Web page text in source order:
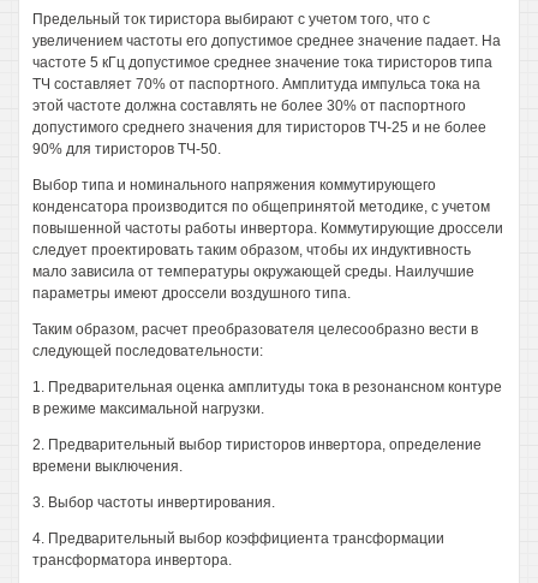
Предельный ток тиристора выбирают с учетом того, что с
увеличением частоты его допустимое среднее значение падает. На
частоте 5 кГц допустимое среднее значение тока тиристоров типа
ТЧ составляет 70% от паспортного. Амплитуда импульса тока на
этой частоте должна составлять не более 30% от паспортного
допустимого среднего значения для тиристоров ТЧ-25 и не более
90% для тиристоров ТЧ-50.
Выбор типа и номинального напряжения коммутирующего
конденсатора производится по общепринятой методике, с учетом
повышенной частоты работы инвертора. Коммутирующие дроссели
следует проектировать таким образом, чтобы их индуктивность
мало зависила от температуры окружающей среды. Наилучшие
параметры имеют дроссели воздушного типа.
Таким образом, расчет преобразователя целесообразно вести в
следующей последовательности:
1. Предварительная оценка амплитуды тока в резонансном контуре
в режиме максимальной нагрузки.
2. Предварительный выбор тиристоров инвертора, определение
времени выключения.
3. Выбор частоты инвертирования.
4. Предварительный выбор коэффициента трансформации
трансформатора инвертора.